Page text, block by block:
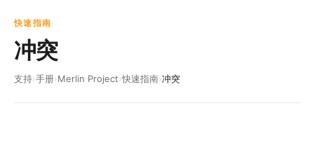
快速指南
冲突
支持›手册›Merlin Project›快速指南›冲突